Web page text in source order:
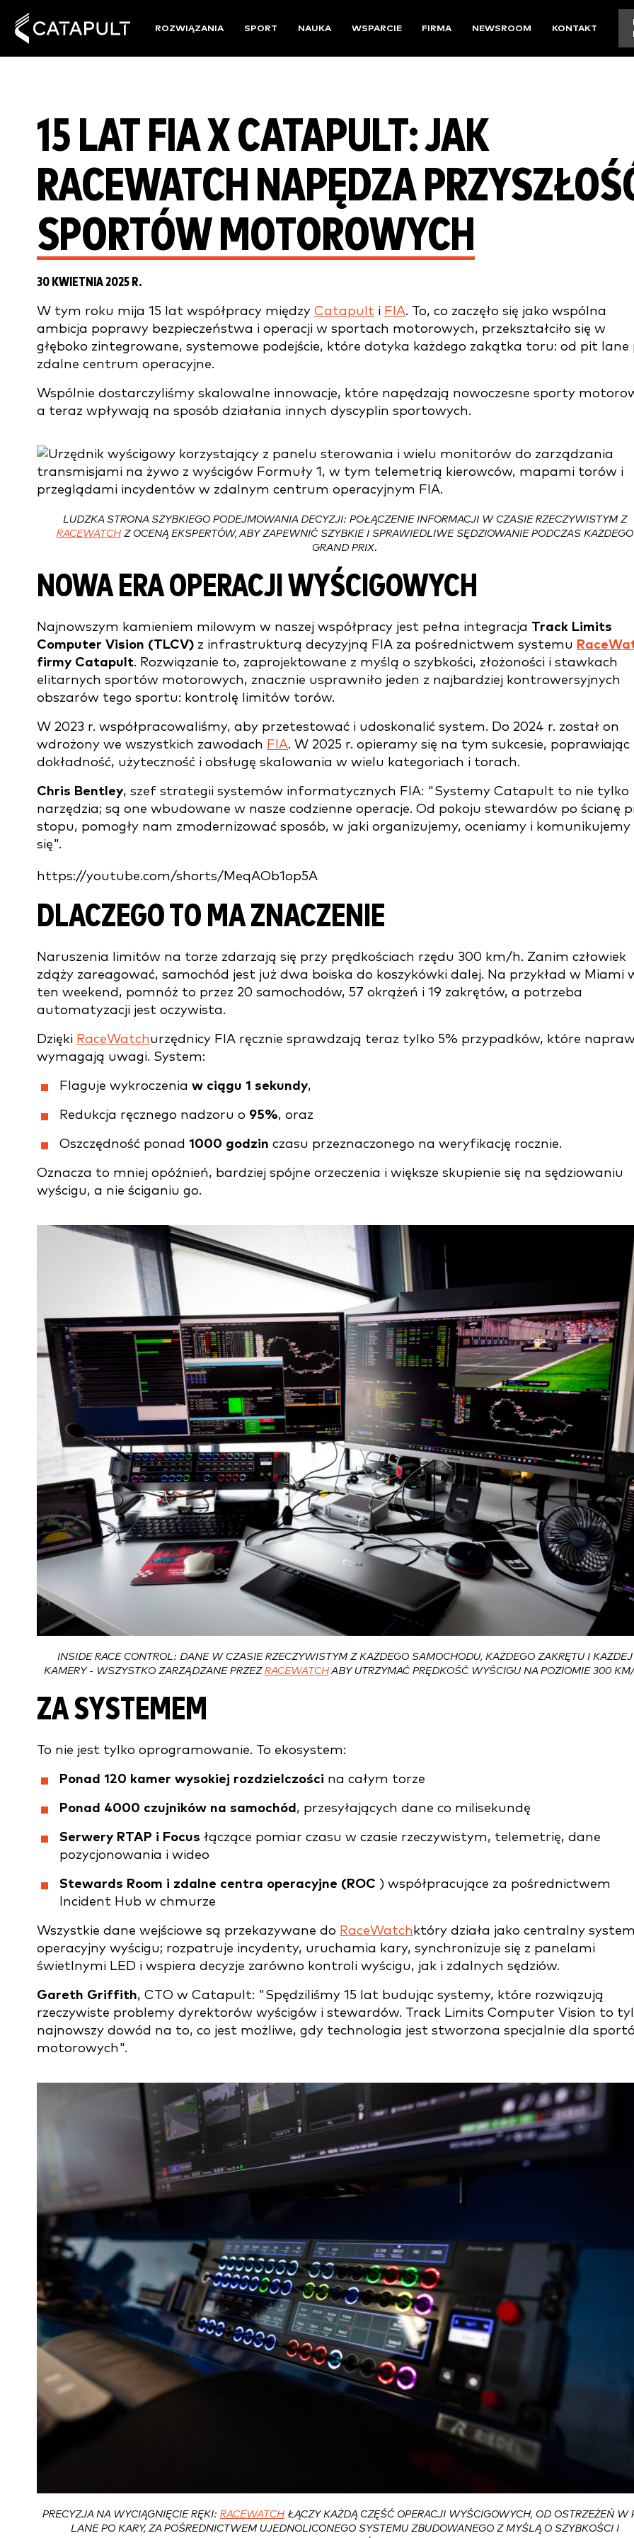
ROZWIĄZANIA SPORT NAUKA WSPARCIE FIRMA NEWSROOM KONTAKT
15 LAT FIA X CATAPULT: JAK
RACEWATCH NAPĘDZA
SPORTÓW MOTOROWYCH
30 KWIETNIA 2025 R.
W tym roku mija 15 lat współpracy między Catapult i FIA. To, co zaczęło się jako wspólna
ambicja poprawy bezpieczeństwa i operacji w sportach motorowych, przekształciło się w
głęboko zintegrowane, systemowe podejście, które dotyka każdego zakątka toru: od pit lane
zdalne centrum operacyjne.
Wspólnie dostarczyliśmy skalowalne innowacje, które napędzają nowoczesne sporty
a teraz wpływają na sposób działania innych dyscyplin sportowych.
LUDZKA STRONA SZYBKIEGO PODEJMOWANIA DECYZJI: POŁĄCZENIE INFORMACJI W CZASIE RZECZYWISTYM Z
RACEWATCHZ OCENĄ EKSPERTÓW, ABY ZAPEWNIĆ SZYBKIE I SPRAWIEDLIWE SĘDZIOWANIE PODCZAS KAŻDEGO
GRAND PRIX.
NOWA ERA OPERACJI WYŚCIGOWYCH
Najnowszym kamieniem milowym w naszej współpracy jest pełna integracja Track Limits
Computer Vision (TLCV) z infrastrukturą decyzyjną FIA za pośrednictwem systemu
firmy Catapult. Rozwiązanie to, zaprojektowane z myślą o szybkości, złożoności i stawkach
elitarnych sportów motorowych, znacznie usprawniło jeden z najbardziej kontrowersyjnych
obszarów tego sportu: kontrolę limitów torów.
W 2023 r. współpracowaliśmy, aby przetestować i udoskonalić system. Do 2024 r. został on
wdrożony we wszystkich zawodach FIA. W 2025 r. opieramy się na tym sukcesie, poprawiając
dokładność, użyteczność i obsługę skalowania w wielu kategoriach i torach.
Chris Bentley, szef strategii systemów informatycznych FIA: "Systemy Catapult to nie tylko
narzędzia; są one wbudowane w nasze codzienne operacje. Od pokoju stewardów po ścianę
stopu, pomogły nam zmodernizować sposób, w jaki organizujemy, oceniamy i komunikujemy
się".
https://youtube.com/shorts/MeqAOb1op5A
DLACZEGO TO MA ZNACZENIE
Naruszenia limitów na torze zdarzają się przy prędkościach rzędu 300 km/h. Zanim człowiek
zdąży zareagować, samochód jest już dwa boiska do koszykówki dalej. Na przykład w Miami
ten weekend, pomnóż to przez 20 samochodów, 57 okrążeń i 19 zakrętów, a potrzeba
automatyzacji jest oczywista.
Dzięki RaceWatchurzędnicy FIA ręcznie sprawdzają teraz tylko 5% przypadków, które
wymagają uwagi. System:
Flaguje wykroczenia w ciągu 1 sekundy,
Redukcja ręcznego nadzoru o 95%, oraz
Oszczędność ponad 1000 godzin czasu przeznaczonego na weryfikację rocznie.
Oznacza to mniej opóźnień, bardziej spójne orzeczenia i większe skupienie się na sędziowaniu
wyścigu, a nie ściganiu go.
INSIDE RACE CONTROL: DANE W CZASIE RZECZYWISTYM Z KAŻDEGO SAMOCHODU, KAŻDEGO ZAKRĘTU I KAŻDEJ
KAMERY - WSZYSTKO ZARZĄDZANE PRZEZ RACEWATCHABY UTRZYMAĆ PRĘDKOŚĆ WYŚCIGU NA POZIOMIE 300
ZA SYSTEMEM
To nie jest tylko oprogramowanie. To ekosystem:
Ponad 120 kamer wysokiej rozdzielczości na całym torze
Ponad 4000 czujników na samochód , przesyłających dane co milisekundę
Serwery RTAP i Focus łączące pomiar czasu w czasie rzeczywistym, telemetrię, dane
pozycjonowania i wideo
Stewards Room i zdalne centra operacyjne (ROC ) współpracujące za pośrednictwem
Incident Hub w chmurze
Wszystkie dane wejściowe są przekazywane do RaceWatch który działa jako centralny
operacyjny wyścigu; rozpatruje incydenty, uruchamia kary, synchronizuje się z panelami
świetlnymi LED i wspiera decyzje zarówno kontroli wyścigu, jak i zdalnych sędziów.
Gareth Griffith, CTO w Catapult: "Spędziliśmy 15 lat budując systemy, które rozwiązują
rzeczywiste problemy dyrektorów wyścigów i stewardów. Track Limits Computer Vision to
najnowszy dowód na to, co jest możliwe, gdy technologia jest stworzona specjalnie dla
motorowych".
PRECYZJA NA WYCIĄGNIĘCIE RĘKI: RACEWATCH ŁĄCZY KAŻDĄ CZĘŚĆ OPERACJI WYŚCIGOWYCH, OD OSTRZEŻEŃ W
LANE PO KARY, ZA POŚREDNICTWEM UJEDNOLICONEGO SYSTEMU ZBUDOWANEGO Z MYŚLĄ O SZYBKOŚCI I